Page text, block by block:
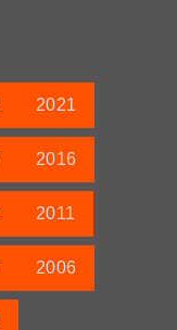
2021
2016
2011
2006